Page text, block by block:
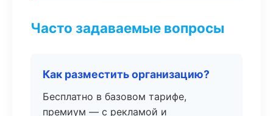
Часто задаваемые вопросы
Как разместить организацию?
Бесплатно в базовом тарифе,
премиум — с рекламой и